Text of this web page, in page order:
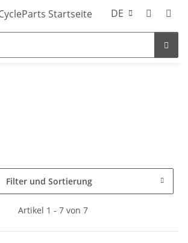
DE
Filter und Sortierung
Artikel 1 - 7 von 7